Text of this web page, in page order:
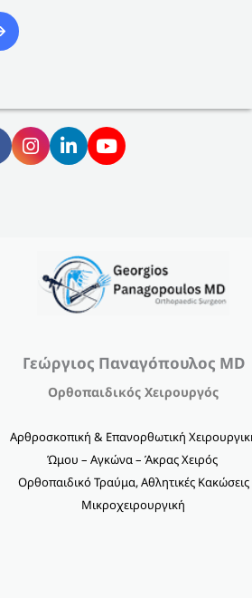
Γεώργιος Παναγόπουλος MD
Ορθοπαιδικός Χειρουργός
Αρθροσκοπική & Επανορθωτική
Ώμου – Αγκώνα – Άκρας Χειρός
Ορθοπαιδικό Τραύμα, Αθλητικές Κακώσεις
Μικροχειρουργική